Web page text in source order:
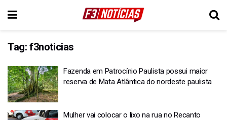
Tag: f3noticias
Fazenda em Patrocínio Paulista possui maior
reserva de Mata Atlântica do nordeste paulista
Mulher vai colocar o lixo na rua no Recanto